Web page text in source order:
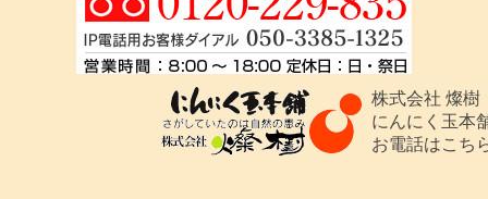
株式会社 燦樹
にんにく玉本
お電話はこち